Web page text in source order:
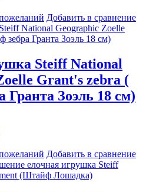
Добавить в сравнение
Steiff National
Grant's zebra (
Зоэль 18 см)
Добавить в сравнение